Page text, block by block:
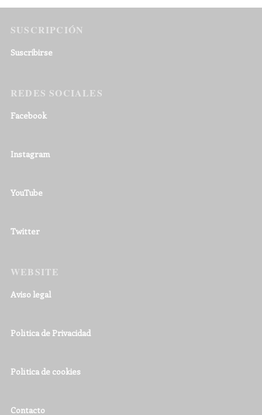
SUSCRIPCIÓN
Suscribirse
REDES SOCIALES
Facebook
Instagram
YouTube
Twitter
WEBSITE
Aviso legal
Política de Privacidad
Política de cookies
Contacto